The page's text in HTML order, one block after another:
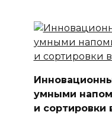
умными
и сортировки